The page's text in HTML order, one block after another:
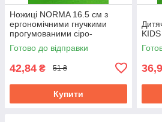
Ножиці NORMA 16.5 см з
ергономічними гнучкими
прогумованими сіро-
червоними ручками 1.8 мм
Готово до відправки
42,84 ₴ 51 ₴
Купити